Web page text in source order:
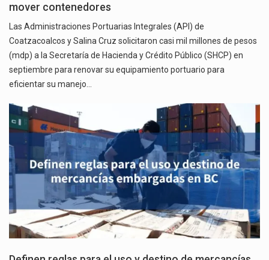
mover contenedores
Las Administraciones Portuarias Integrales (API) de
Coatzacoalcos y Salina Cruz solicitaron casi mil millones de pesos
(mdp) a la Secretaría de Hacienda y Crédito Público (SHCP) en
septiembre para renovar su equipamiento portuario para
eficientar su manejo…